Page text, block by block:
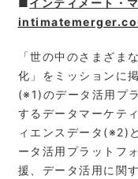
「世の中のさまざま
化」をミッションに
(※1)のデータ活用プ
するデータマーケテ
ィエンスデータ(※2)
ータ活用プラットフ
援、データ活用に関